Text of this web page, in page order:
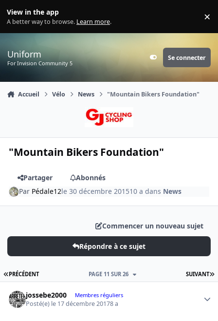
View in the app
A better way to browse. Learn more. ×
Uniform
For Invision Community 5 Customizer
Se connecter
Accueil Vélo News "Mountain Bikers Foundation"
"Mountain Bikers Foundation"
Partager
Abonnés
Par Pédale12le 30 décembre 201510 a dans News
Commencer un nouveau sujet
Répondre à ce sujet
PREMIÈRE PAGE
PRÉCÉDENT SUIVANT
PAGE 11 SUR 26
jossebe2000 Membres réguliers
Posté(e) le 17 décembre 20178 a